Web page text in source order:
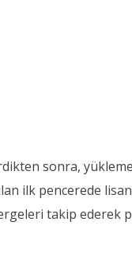
sonra,
ilk pencerede
takip ederek